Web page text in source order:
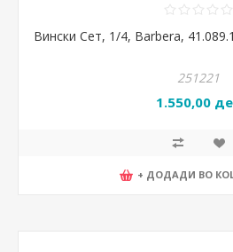
Вински Сет, 1/4, Barbera,
251221
1.550,00
+ ДОДАДИ ВО